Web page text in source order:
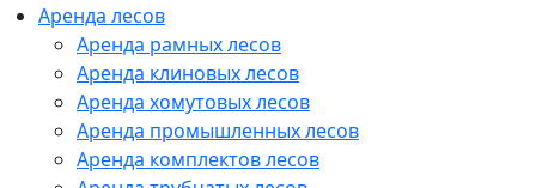
Аренда лесов
Аренда рамных лесов
Аренда клиновых лесов
Аренда хомутовых лесов
Аренда промышленных лесов
Аренда комплектов лесов